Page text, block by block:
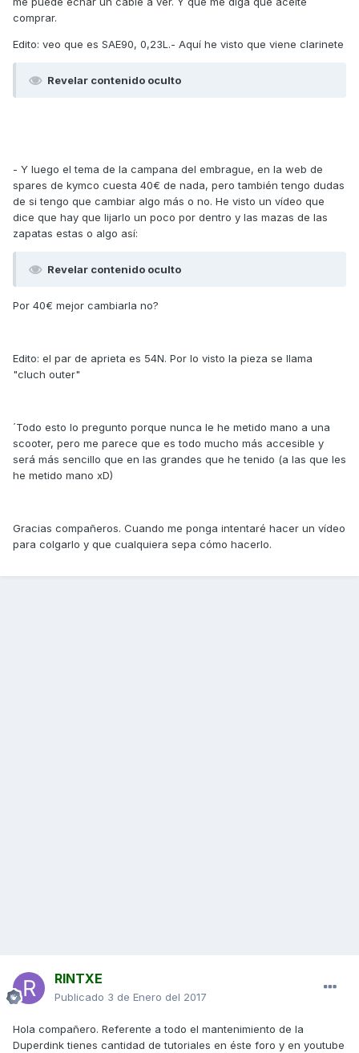
comprar.
Edito: veo que es SAE90, 0,23L.- Aquí he visto que viene clarinete
Revelar contenido oculto
- Y luego el tema de la campana del embrague, en la web de
spares de kymco cuesta 40€ de nada, pero también tengo dudas
de si tengo que cambiar algo más o no. He visto un vídeo que
dice que hay que lijarlo un poco por dentro y las mazas de las
zapatas estas o algo así:
Revelar contenido oculto
Por 40€ mejor cambiarla no?
Edito: el par de aprieta es 54N. Por lo visto la pieza se llama
"cluch outer"
´Todo esto lo pregunto porque nunca le he metido mano a una
scooter, pero me parece que es todo mucho más accesible y
será más sencillo que en las grandes que he tenido (a las que les
he metido mano xD)
Gracias compañeros. Cuando me ponga intentaré hacer un vídeo
para colgarlo y que cualquiera sepa cómo hacerlo.
RINTXE
Publicado 3 de Enero del 2017
Hola compañero. Referente a todo el mantenimiento de la
Duperdink tienes cantidad de tutoriales en éste foro y en youtube